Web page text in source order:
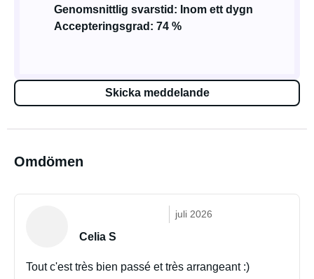
Genomsnittlig svarstid: Inom ett dygn
Accepteringsgrad: 74 %
Skicka meddelande
Omdömen
juli 2026
Celia S
Tout c'est très bien passé et très arrangeant :)